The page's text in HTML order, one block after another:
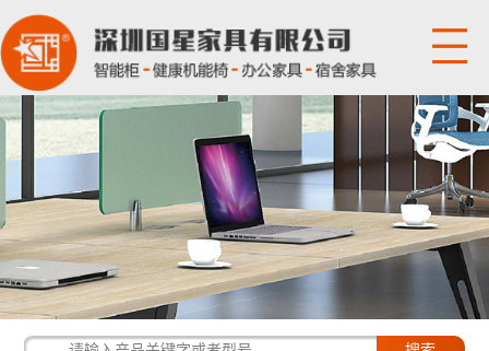
网站首页
关于国星
产品展示
国星资讯